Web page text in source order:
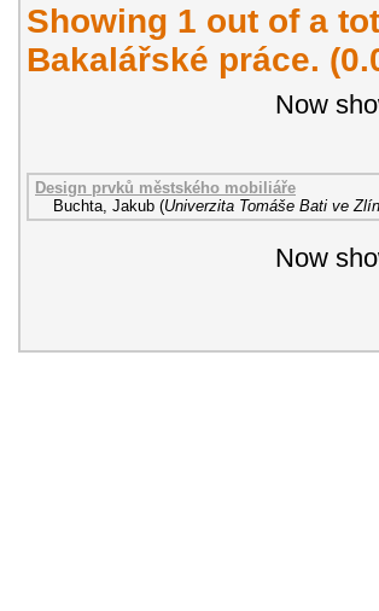
Showing 1 out of a
Bakalářské práce.
Now
Design prvků městského mobiliáře
Buchta, Jakub (Univerzita Tomáše Bati ve
Now